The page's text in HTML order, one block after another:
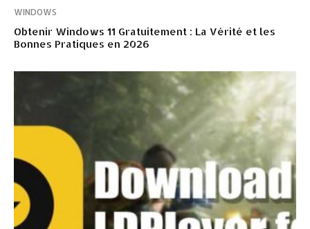
WINDOWS
Obtenir Windows 11 Gratuitement : La Vérité et les
Bonnes Pratiques en 2026